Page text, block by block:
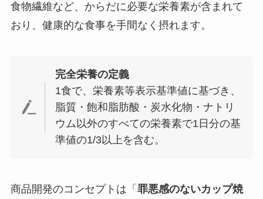
食物繊維など、からだに必要な栄養素が含まれて
おり、健康的な食事を手間なく摂れます。
完全栄養の定義
1食で、栄養素等表示基準値に基づき、
脂質・飽和脂肪酸・炭水化物・ナトリ
ウム以外のすべての栄養素で1日分の基
準値の1/3以上を含む。
商品開発のコンセプトは「 罪悪感のないカップ焼